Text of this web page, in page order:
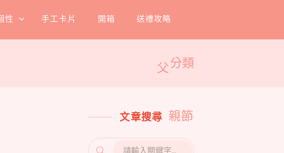
性 手工卡片 開箱 送禮攻略
分類
父
親節
文章搜尋
SEARCH